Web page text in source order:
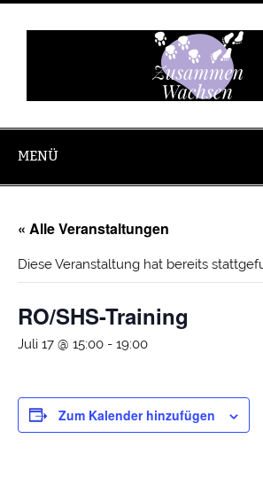
Zum
springen
MENÜ
« Alle Veranstaltungen
Diese Veranstaltung hat bereits
RO/SHS-Training
Juli 17 @ 15:00 - 19:00
Zum Kalender hinzufügen